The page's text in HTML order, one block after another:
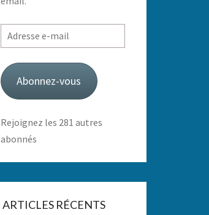
Adresse
e-
mail
Abonnez-vous
Rejoignez les 281 autres
abonnés
ARTICLES RÉCENTS